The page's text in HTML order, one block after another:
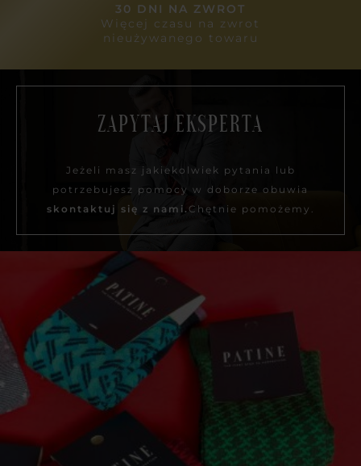
30 DNI NA ZWROT
Więcej czasu na zwrot
nieużywanego towaru
ZAPYTAJ EKSPERTA
Jeżeli masz jakiekolwiek pytania lub
potrzebujesz pomocy w doborze obuwia
skontaktuj się z nami. Chętnie pomożemy.